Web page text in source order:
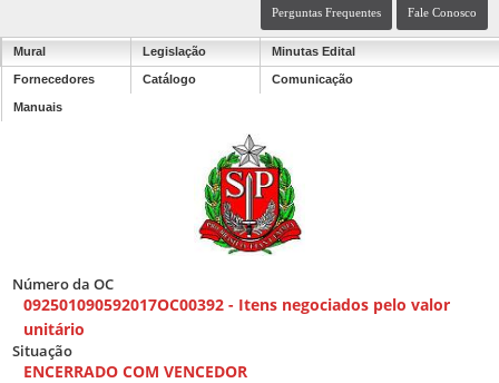
Perguntas Frequentes Fale Conosco
Mural Legislação Minutas Edital
Fornecedores Catálogo Comunicação
Manuais
Número da OC
092501090592017OC00392 - Itens negociados pelo valor
unitário
Situação
ENCERRADO COM VENCEDOR